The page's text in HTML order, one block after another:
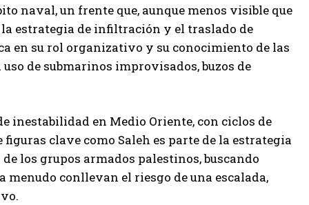
naval, un frente que, aunque menos visible que
estrategia de infiltración y el traslado de
en su rol organizativo y su conocimiento de las
de submarinos improvisados, buzos de
inestabilidad en Medio Oriente, con ciclos de
clave como Saleh es parte de la estrategia
los grupos armados palestinos, buscando
menudo conllevan el riesgo de una escalada,